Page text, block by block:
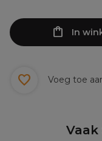
In
Voeg toe
Vaak